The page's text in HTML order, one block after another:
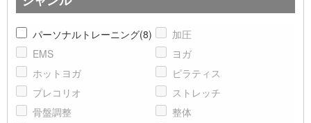
パーソナルトレーニング(8)
加圧
EMS
ヨガ
ホットヨガ
ピラティス
プレコリオ
ストレッチ
骨盤調整
整体